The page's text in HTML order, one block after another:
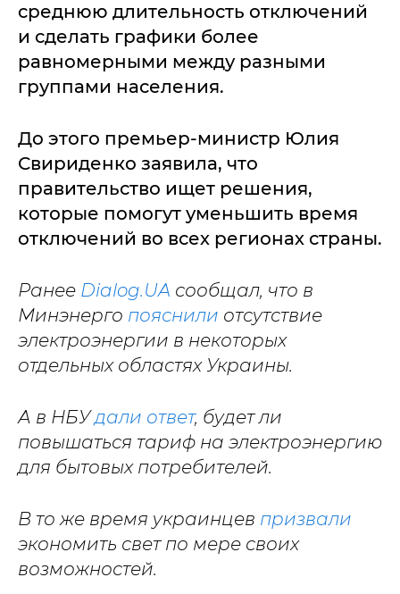
среднюю длительность отключений
и сделать графики более
равномерными между разными
группами населения.
До этого премьер-министр Юлия
Свириденко заявила, что
правительство ищет решения,
которые помогут уменьшить время
отключений во всех регионах страны.
Ранее Dialog.UA сообщал, что в
Минэнерго пояснили отсутствие
электроэнергии в некоторых
отдельных областях Украины.
А в НБУдали ответ, будет ли
повышаться тариф на электроэнергию
для бытовых потребителей.
В то же время украинцев призвали
экономить свет по мере своих
возможностей.